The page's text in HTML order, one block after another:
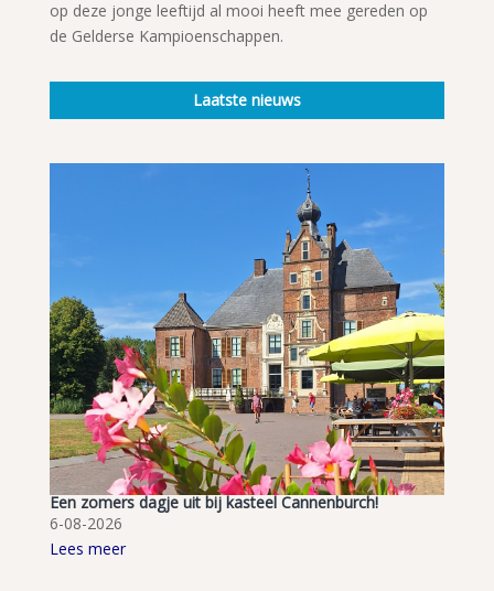
op deze jonge leeftijd al mooi heeft mee gereden op
de Gelderse Kampioenschappen.
Laatste nieuws
Een zomers dagje uit bij kasteel Cannenburch!
6-08-2026
Lees meer